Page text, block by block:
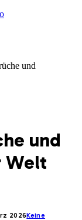
und
und
Welt
2026Keine